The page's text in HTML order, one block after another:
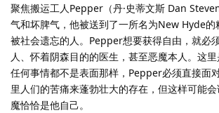
聚焦搬运工人Pepper（丹·史蒂文斯 Dan
气和坏脾气，他被送到了一所名为New Hyde的
被社会遗忘的人。Pepper想要获得自由，就必
人、怀着阴森目的的医生，甚至恶魔本人。这里
任何事情都不是表面那样，Pepper必须直接面
里人们的苦痛来蓬勃壮大的存在，但这样可能
魔恰恰是他自己。